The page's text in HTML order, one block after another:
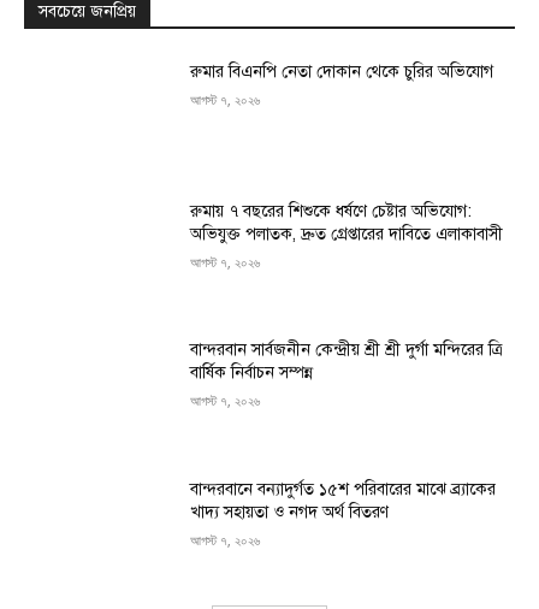
সবচেয়ে জনপ্রিয়
রুমার বিএনপি নেতা দোকান থেকে চুরির অভিযোগ
আগস্ট ৭, ২০২৬
রুমায় ৭ বছরের শিশুকে ধর্ষণে চেষ্টার অভিযোগ:
অভিযুক্ত পলাতক, দ্রুত গ্রেপ্তারের দাবিতে এলাকাবাসী
আগস্ট ৭, ২০২৬
বান্দরবান সার্বজনীন কেন্দ্রীয় শ্রী শ্রী দুর্গা মন্দিরের ত্রি
বার্ষিক নির্বাচন সম্পন্ন
আগস্ট ৭, ২০২৬
বান্দরবানে বন্যাদুর্গত ১৫শ পরিবারের মাঝে ব্র্যাকের
খাদ্য সহায়তা ও নগদ অর্থ বিতরণ
আগস্ট ৭, ২০২৬